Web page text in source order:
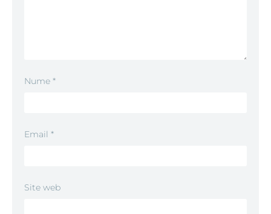
Nume *
Email *
Site web